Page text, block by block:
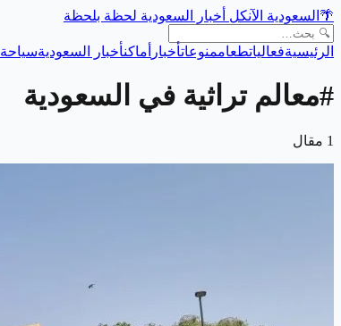
🌴 السعودية الآنكل أخبار السعودية لحظة بلحظة
الرئيسيةفعالياتطعاممنوعاتأخبار أماكنأخبار السعوديةسياحة
#معالم تراثية في السعودية
1 مقال